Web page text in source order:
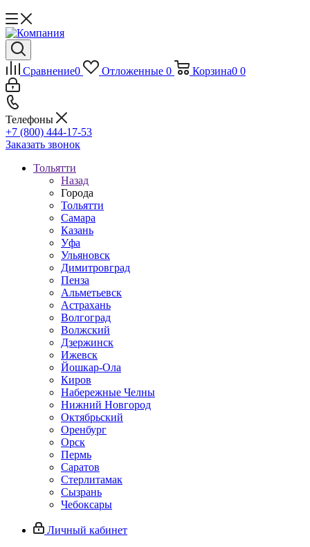
Сравнение0 Отложенные 0 Корзина0 0
Телефоны
+7 (800) 444-17-53
Заказать звонок
Тольятти
Назад
Города
Тольятти
Самара
Казань
Уфа
Ульяновск
Димитровград
Пенза
Альметьевск
Астрахань
Волгоград
Волжский
Дзержинск
Ижевск
Йошкар-Ола
Киров
Набережные Челны
Нижний Новгород
Октябрьский
Оренбург
Орск
Пермь
Саратов
Стерлитамак
Сызрань
Чебоксары
Личный кабинет